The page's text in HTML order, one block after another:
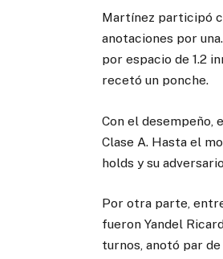
Martínez participó
anotaciones por
por espacio de 1.2
recetó un ponche.
Con el desempeño,
Clase A. Hasta el
holds y su
Por otra parte,
fueron Yandel
turnos, anotó par